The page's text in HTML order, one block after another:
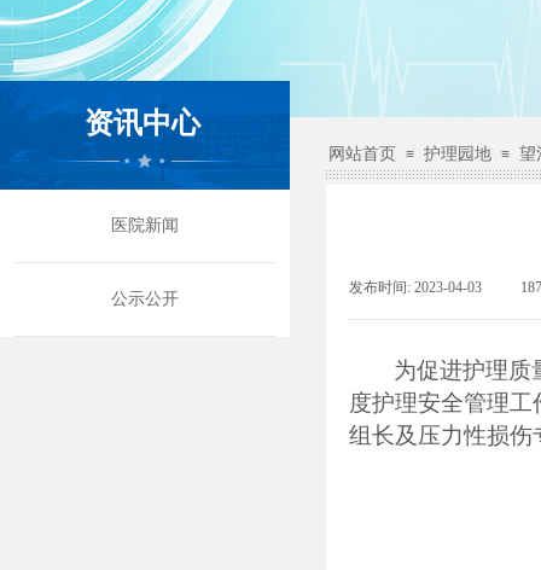
资讯中心
网站首页 ≡ 护理园地 ≡ 望
发布时间: 2023-04-03
为促进护理质
度护理安全管理工
组长及压力性损伤
医院新闻
公示公开